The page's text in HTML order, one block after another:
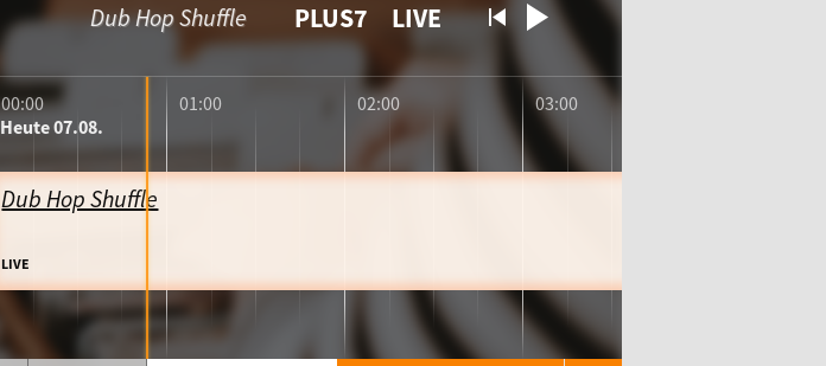
Dub Hop Shuffle
LIVE
Heute07.08.
00:00 01:00 02:00 03:00
PLUS7 LIVE
Dub Hop Shuffle